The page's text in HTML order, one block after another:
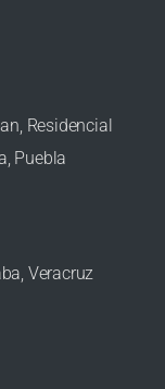
Residencial
Puebla
Veracruz